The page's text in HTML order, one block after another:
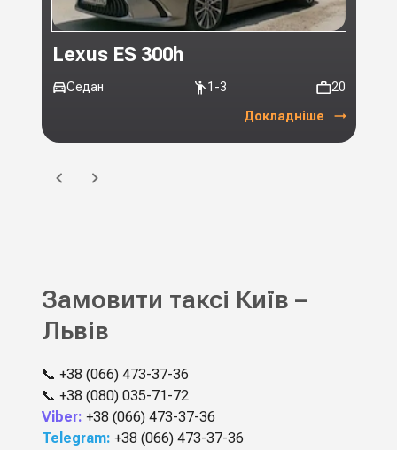
Lexus ES 300h
Седан 1-3 20
Докладніше
Замовити таксі Київ –
Львів
📞 +38 (066) 473-37-36
📞 +38 (080) 035-71-72
Viber: +38 (066) 473-37-36
Telegram: +38 (066) 473-37-36